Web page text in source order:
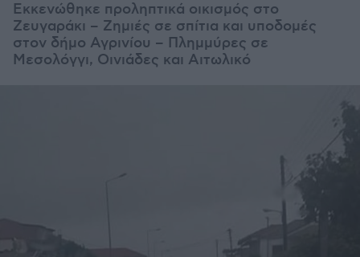
Εκκενώθηκε προληπτικά οικισμός στο
Ζευγαράκι – Ζημιές σε σπίτια και υποδομές
στον δήμο Αγρινίου – Πλημμύρες σε
Μεσολόγγι, Οινιάδες και Αιτωλικό